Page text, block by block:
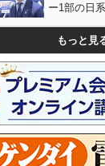
ー1部の日
もっと見